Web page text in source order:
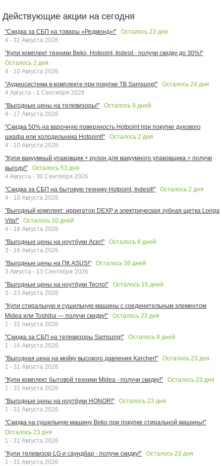
Действующие акции на сегодня
"Скидка за СБП на товары «Редмонд»!" Осталось 23 дня
4 - 31 Августа 2026
"Купи комплект техники Beko, Hotpoint, Indesit - получи скидку до 30%!"
Осталось 2 дня
4 - 10 Августа 2026
"Аудиосистема в комплекте при покупке ТВ Samsung!"
Осталось 24 дня
4 Августа - 1 Сентября 2026
"Выгодные цены на телевизоры!"
Осталось 9 дней
4 - 17 Августа 2026
"Скидка 50% на варочную поверхность Hotpoint при покупке духового
шкафа или холодильника Hotpoint!"
Осталось 2 дня
4 - 10 Августа 2026
"Купи вакуумный упаковщик + рулон для вакуумного упаковщика = получи
выгоду!"
Осталось 53 дня
4 Августа - 30 Сентября 2026
"Скидка за СБП на бытовую технику Hotpoint, Indesit!"
Осталось 2 дня
4 - 10 Августа 2026
"Выгодный комплект: ирригатор DEXP и электрическая зубная щетка Longa
Vita!"
Осталось 10 дней
4 - 18 Августа 2026
"Выгодные цены на ноутбуки Acer!"
Осталось 8 дней
3 - 16 Августа 2026
"Выгодные цены на ПК ASUS!"
Осталось 36 дней
3 Августа - 13 Сентября 2026
"Выгодные цены на ноутбуки Tecno!"
Осталось 15 дней
3 - 23 Августа 2026
"Купи стиральную и сушильную машины с соединительным элементом
Midea или Toshiba — получи скидку!"
Осталось 23 дня
1 - 31 Августа 2026
"Скидка за СБП на телевизоры Samsung!"
Осталось 8 дней
1 - 16 Августа 2026
"Выгодная цена на мойку высокого давления Karcher!"
Осталось 23 дня
1 - 31 Августа 2026
"Купи комплект бытовой техники Midea - получи скидку!"
Осталось 23 дня
1 - 31 Августа 2026
"Выгодные цены на ноутбуки HONOR!"
Осталось 23 дня
1 - 31 Августа 2026
"Скидка на сушильную машину Beko при покупке стиральной машины!"
Осталось 23 дня
1 - 31 Августа 2026
"Купи телевизор LG и саундбар - получи скидку!"
Осталось 23 дня
1 - 31 Августа 2026